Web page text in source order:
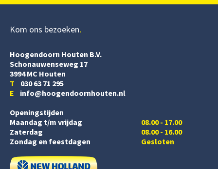
Kom ons bezoeken
Hoogendoorn Houten B.V.
Schonauwenseweg 17
3994 MC Houten
T 030 63 71 295
E info@hoogendoornhouten.nl
Openingstijden
Maandag t/m vrijdag
Zaterdag
08.00 - 17.00
08.00 - 16.00
Zondag en feestdagen
Gesloten